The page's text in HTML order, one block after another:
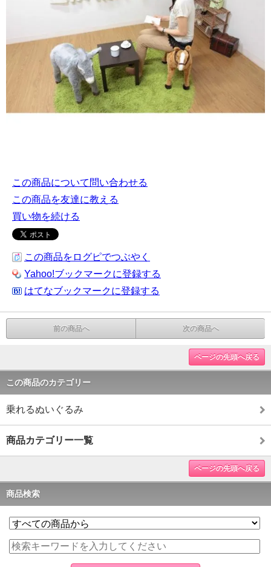
この商品について問い合わせる
この商品を友達に教える
買い物を続ける
この商品をログピでつぶやく
Yahoo!ブックマークに登録する
はてなブックマークに登録する
前の商品へ 次の商品へ
ページの先頭へ戻る
この商品のカテゴリー
乗れるぬいぐるみ
商品カテゴリー一覧
ページの先頭へ戻る
商品検索